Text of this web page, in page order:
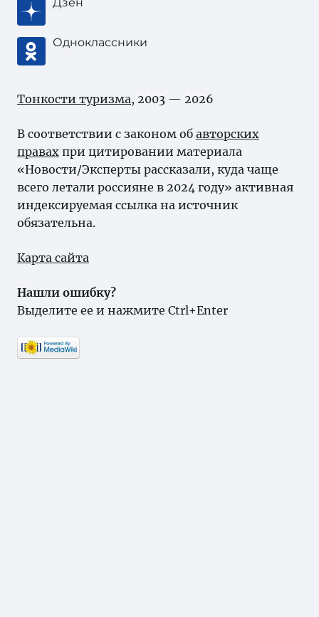
Одноклассники
Тонкости туризма, 2003 — 2026
В соответствии с законом об авторских
правах при цитировании материала
«Новости/Эксперты рассказали, куда чаще
всего летали россияне в 2024 году» активная
индексируемая ссылка на источник
обязательна.
Карта сайта
Нашли ошибку?
Выделите ее и нажмите Ctrl+Enter